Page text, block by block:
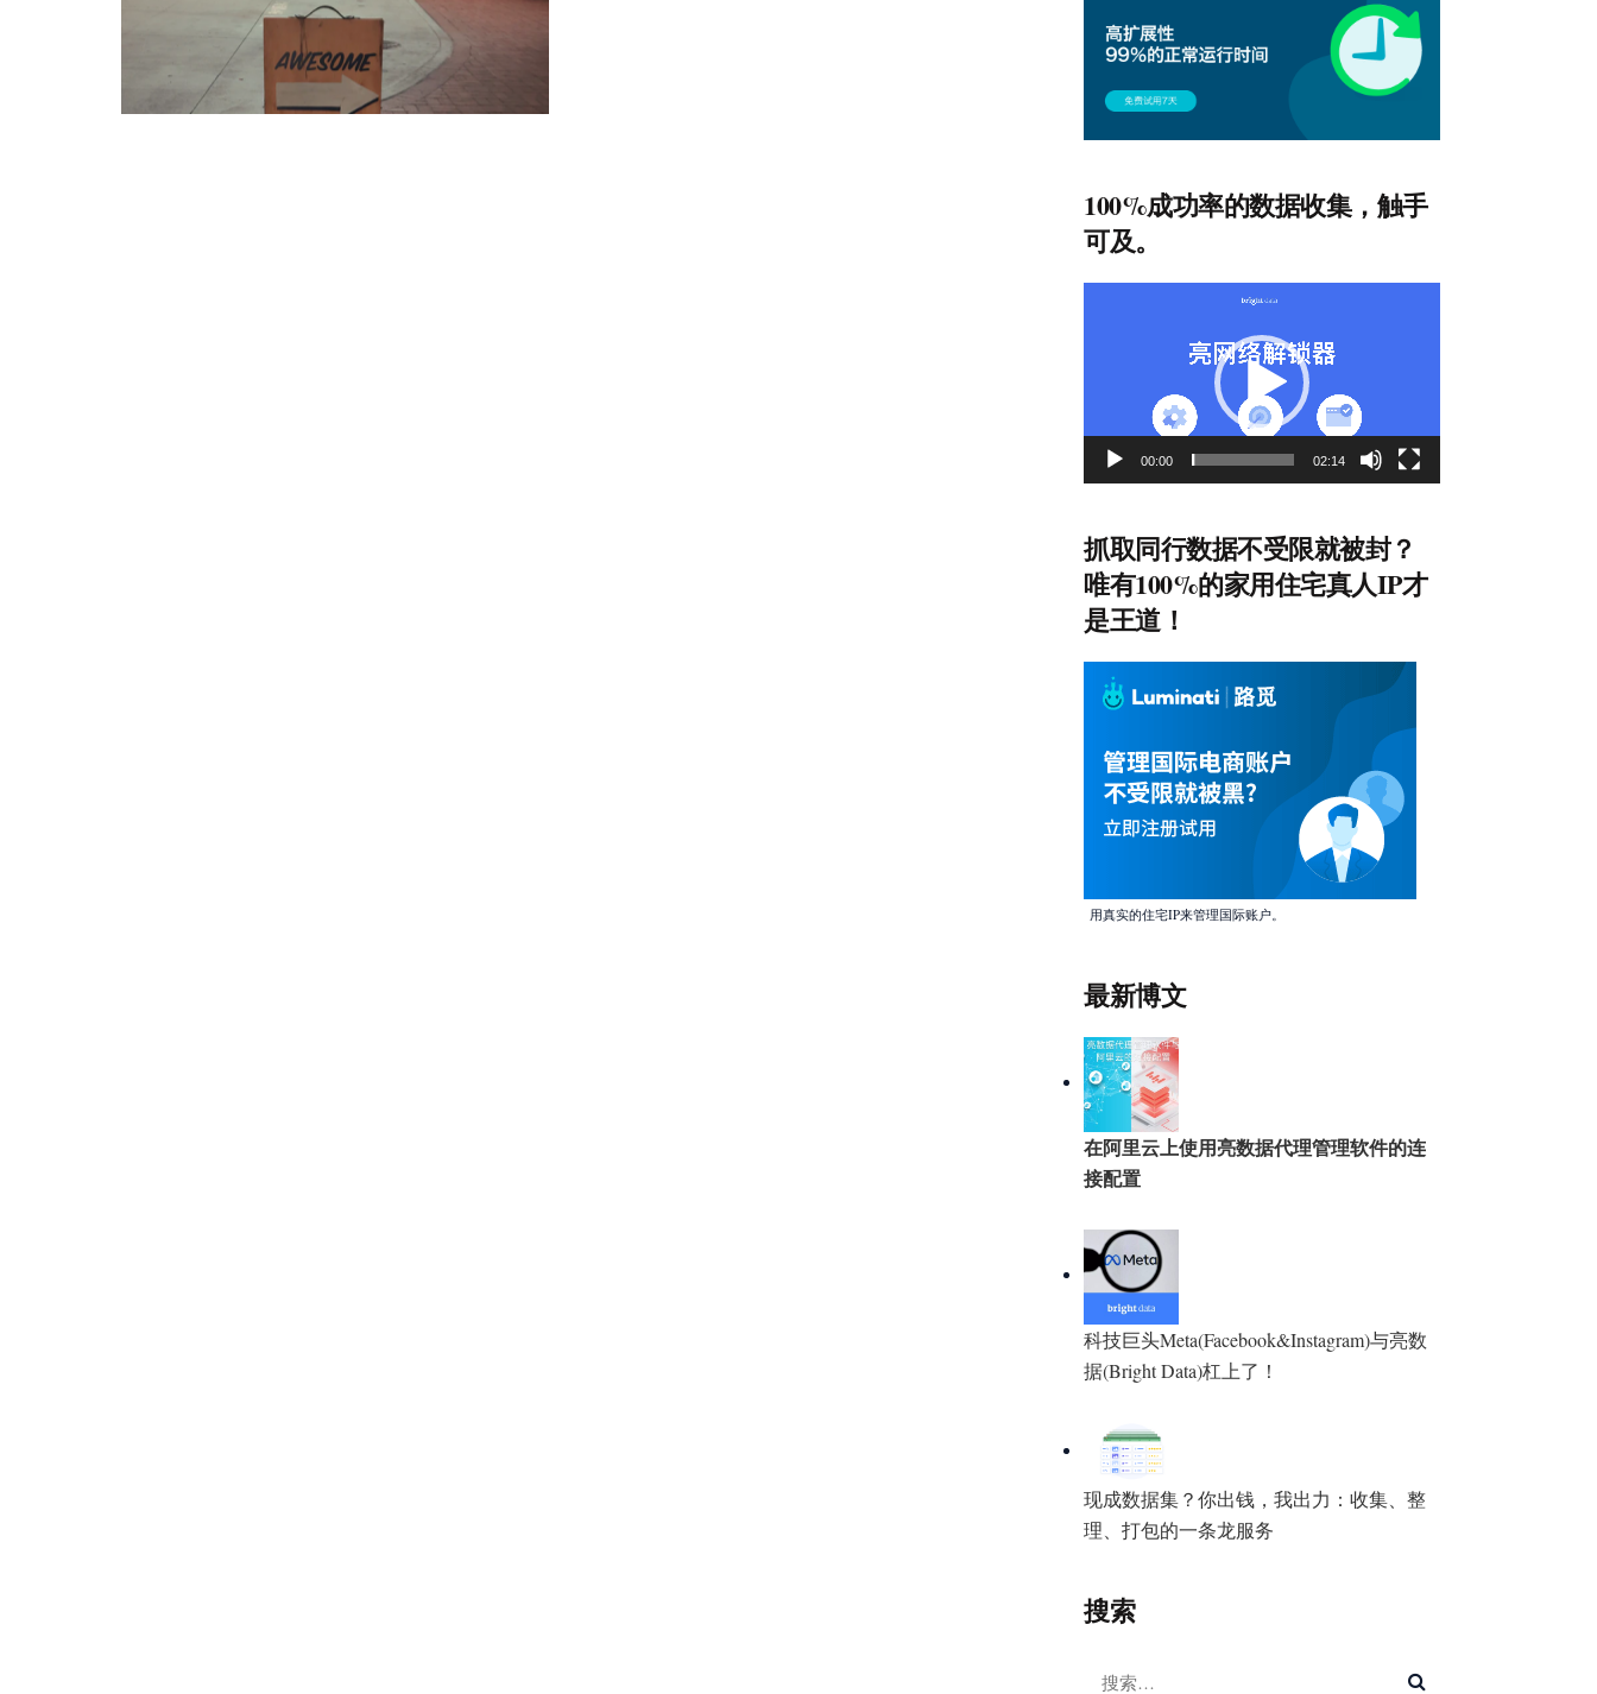
100%成功率的数据收集，触手
可及。
器
00:00 02:14
抓取同行数据不受限就被封？
唯有100%的家用住宅真人IP才
是王道！
用真实的住宅IP来管理国际账户。
最新博文
在阿里云上使用亮数据代理管理软件的连
接配置
科技巨头Meta(Facebook&Instagram)与亮数
据(Bright Data)杠上了！
现成数据集？你出钱，我出力：收集、整
理、打包的一条龙服务
搜索